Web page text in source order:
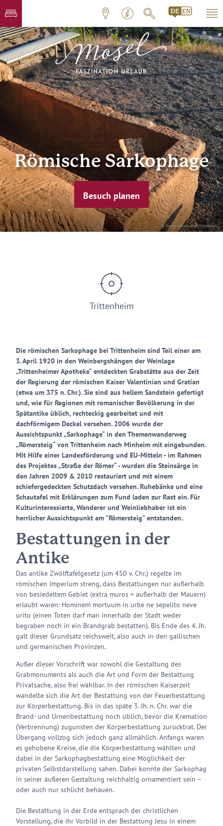
© Tourist-Information Trittenheim
Römische Sarkophage
Besuch planen
Trittenheim
Die römischen Sarkophage bei Trittenheim sind Teil einer am
3. April 1920 in den Weinbergshängen der Weinlage
„Trittenheimer Apotheke“ entdeckten Grabstätte aus der Zeit
der Regierung der römischen Kaiser Valentinian und Gratian
(etwa um 375 n. Chr.). Sie sind aus hellem Sandstein gefertigt
und, wie für Regionen mit romanischer Bevölkerung in der
Spätantike üblich, rechteckig gearbeitet und mit
dachförmigem Deckel versehen. 2006 wurde der
Aussichtspunkt „Sarkophage“ in den Themenwanderweg
„Römersteig“ von Trittenheim nach Minheim mit eingebunden.
Mit Hilfe einer Landesförderung und EU-Mitteln - im Rahmen
des Projektes „Straße der Römer“ - wurden die Steinsärge in
den Jahren 2009 & 2010 restauriert und mit einem
schiefergedeckten Schutzdach versehen. Ruhebänke und eine
Schautafel mit Erklärungen zum Fund laden zur Rast ein. Für
Kulturinteressierte, Wanderer und Weinliebhaber ist ein
herrlicher Aussichtspunkt am "Römersteig" entstanden.
Bestattungen in der
Antike
Das antike Zwölftafelgesetz (um 450 v. Chr.) regelte im
römischen Imperium streng, dass Bestattungen nur außerhalb
von besiedeltem Gebiet (extra muros = außerhalb der Mauern)
erlaubt waren: Hominem mortuum in urbe ne sepelito neve
urito (einen Toten darf man innerhalb der Stadt weder
begraben noch in ein Brandgrab bestatten). Bis Ende des 4. Jh.
galt dieser Grundsatz reichsweit, also auch in den gallischen
und germanischen Provinzen.
Außer dieser Vorschrift war sowohl die Gestaltung des
Grabmonuments als auch die Art und Form der Bestattung
Privatsache, also frei wählbar. In der römischen Kaiserzeit
wandelte sich die Art der Bestattung von der Feuerbestattung
zur Körperbestattung. Bis in das späte 3. Jh. n. Chr. war die
Brand- und Urnenbestattung noch üblich, bevor die Kremation
(Verbrennung) zugunsten der Körperbestattung zurücktrat. Der
Übergang vollzog sich jedoch ganz allmählich. Anfangs waren
es gehobene Kreise, die die Körperbestattung wählten und
dabei in der Sarkophagbestattung eine Möglichkeit der
privaten Selbstdarstellung sahen. Dabei konnte der Sarkophag
in seiner äußeren Gestaltung reichhaltig ornamentiert sein –
oder auch nur schlicht behauen.
Die Bestattung in der Erde entsprach der christlichen
Vorstellung, die ihr Vorbild in der Bestattung Jesu in einem